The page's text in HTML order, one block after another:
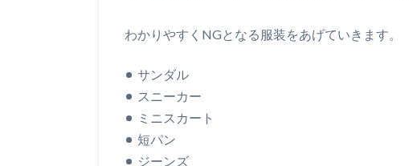
わかりやすくNGとなる服装をあげていきます。
サンダル
スニーカー
ミニスカート
短パン
ジーンズ